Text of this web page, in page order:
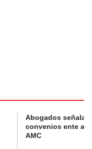
Abogados
convenios ente
AMC